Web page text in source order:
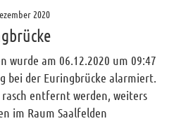
2020
wurde am 06.12.2020 um 09:47
bei der Euringbrücke alarmiert.
entfernt werden, weiters
im Raum Saalfelden